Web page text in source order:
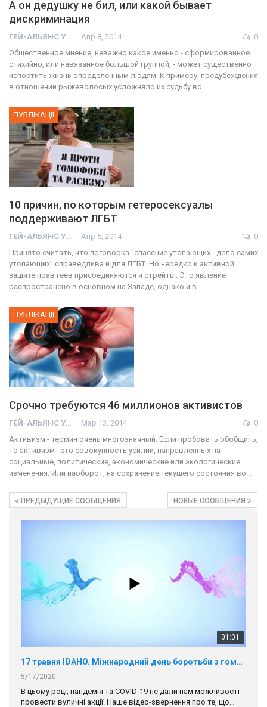
А он дедушку не бил, или какой бывает
дискриминация
ГЕЙ-АЛЬЯНС УКРАИНА Апр 8, 2014
0
Общественное мнение, неважно какое именно - сформированное
стихийно, или навязанное большой группой, - может существенно
испортить жизнь определенным людям. К примеру, предубеждения
в отношении рыжеволосых усложняло их судьбу во…
ПУБЛІКАЦІЇ
10 причин, по которым гетеросексуалы
поддерживают ЛГБТ
ГЕЙ-АЛЬЯНС УКРАИНА Апр 5, 2014
0
Принято считать, что поговорка "спасение утопающих - дело самих
утопающих" справедлива и для ЛГБТ. Но нередко к активной
защите прав геев присоединяются и стрейты. Это явление
распространено в основном на Западе, однако и в…
ПУБЛІКАЦІЇ
Срочно требуются 46 миллионов активистов
ГЕЙ-АЛЬЯНС УКРАИНА Мар 13, 2014
0
Активизм - термин очень многозначный. Если пробовать обобщить,
то активизм - это совокупность усилий, направленных на
социальные, политические, экономические или экологические
изменения. Или наоборот, на сохранение текущего состояния во…
ПРЕДЫДУЩИЕ СООБЩЕНИЯ НОВЫЕ СООБЩЕНИЯ
01:01
17 травня IDAHO. Міжнародний день боротьби з гомофобією трансфобією і біфобія.
5/17/2020
В цьому році, пандемія та COVІD-19 не дали нам можливості
провести вуличні акції. Наше відео-звернення про те, що